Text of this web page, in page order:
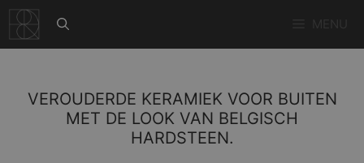
naar
de
VEROUDERDE KERAMIEK VOOR BUITEN
MET DE LOOK VAN BELGISCH
HARDSTEEN.